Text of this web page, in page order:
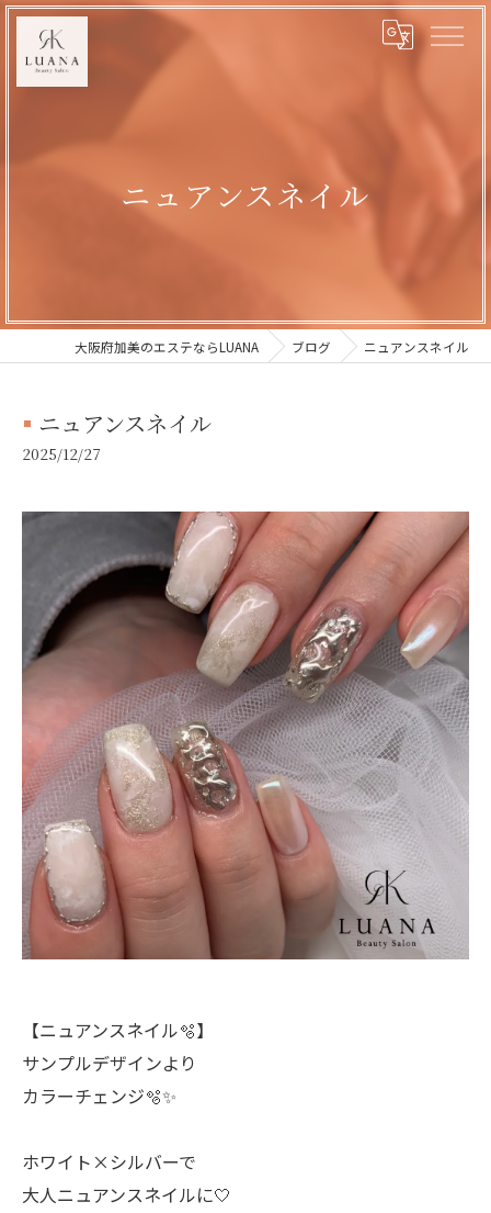
ニュアンスネイル
大阪府加美のエステならLUANA ブログ ニュアンスネイル
ニュアンスネイル
2025/12/27
【ニュアンスネイル🫧】
⁡サンプルデザインより
カラーチェンジ🫧✨
ホワイト×シルバーで
大人ニュアンスネイルに🤍